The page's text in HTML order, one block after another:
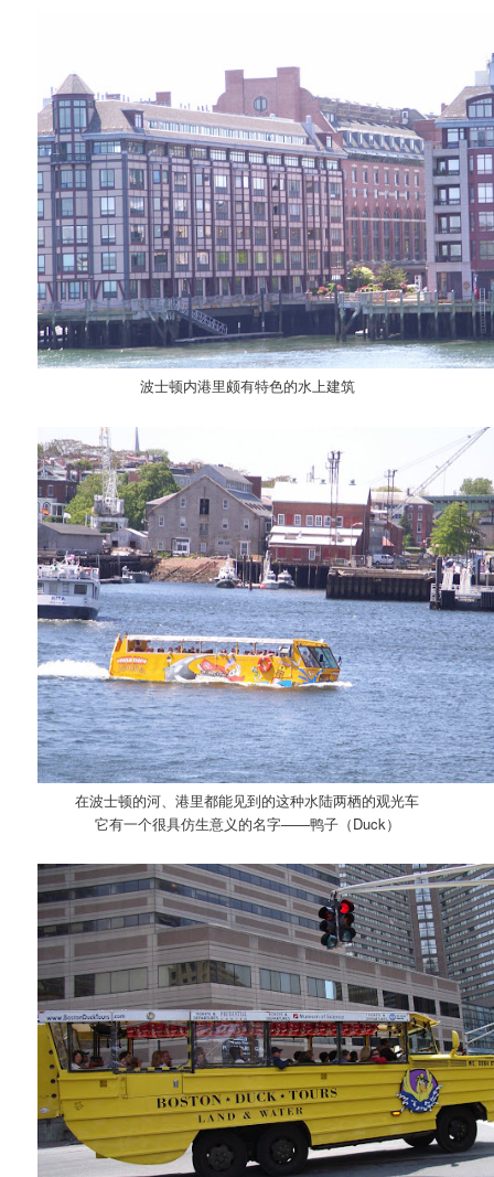
波士顿内港里颇有特色的水上建筑
在波士顿的河、港里都能见到的这种水陆两栖的观光车
它有一个很具仿生意义的名字——鸭子（Duck）